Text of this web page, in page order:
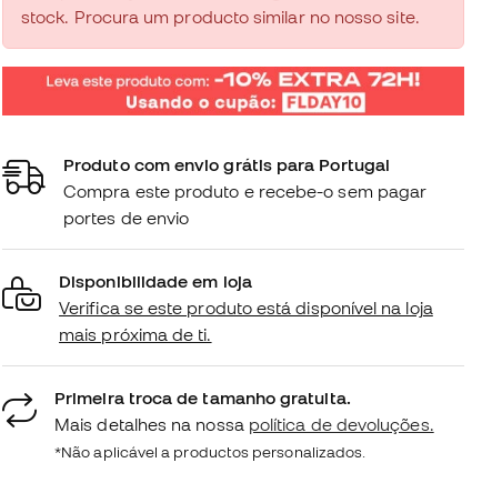
stock. Procura um producto similar no nosso site.
Produto com envio grátis para Portugal
Compra este produto e recebe-o sem pagar
portes de envio
Disponibilidade em loja
Verifica se este produto está disponível na loja
mais próxima de ti.
Primeira troca de tamanho gratuita.
Mais detalhes na nossa política de devoluções.
*Não aplicável a productos personalizados.